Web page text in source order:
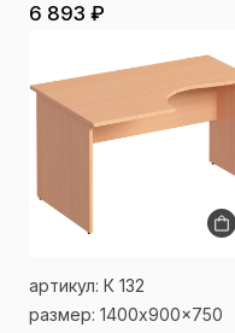
6 893 ₽
артикул: К 132
размер: 1400x900x750